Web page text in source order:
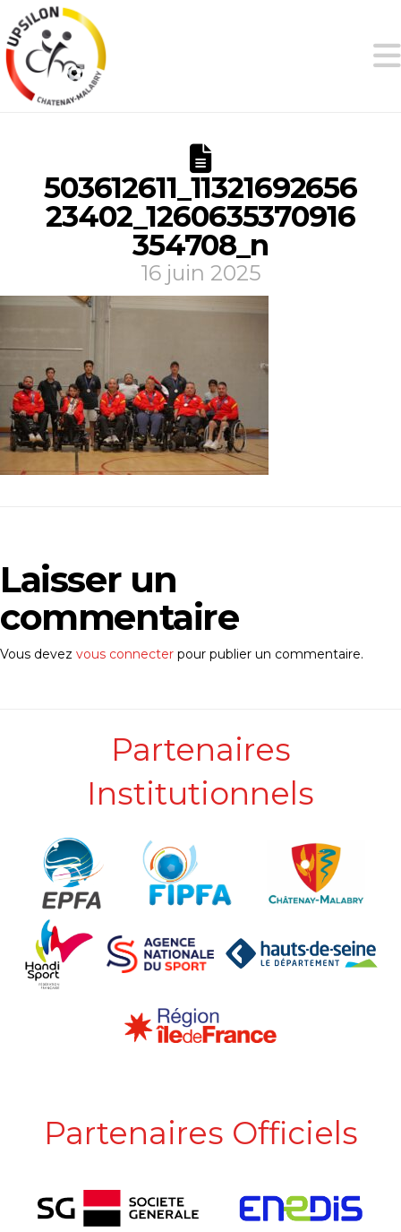
503612611_11321692656
23402_1260635370916
354708_n
16 juin 2025
Laisser un
commentaire
Vous devez vous connecter pour publier un commentaire.
Partenaires
Institutionnels
Partenaires Officiels